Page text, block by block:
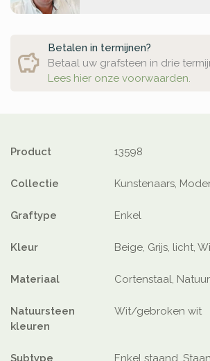
Betalen in termijnen?
Betaal uw grafsteen in drie
Lees hier onze voorwaarden.
Product 13598
Collectie Kunstenaars,
Graftype Enkel
Kleur Beige, Grijs, licht,
Materiaal Cortenstaal,
Natuursteen
kleuren
Wit/gebroken wit
Subtype
Enkel staand,